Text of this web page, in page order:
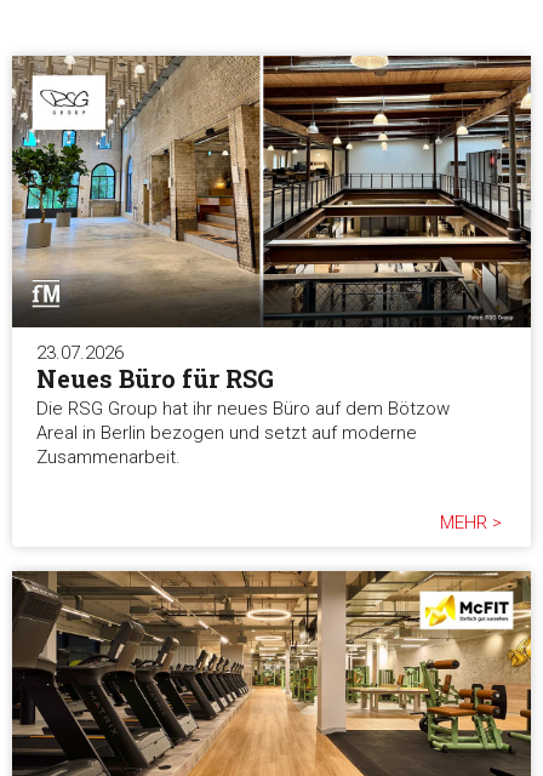
23.07.2026
Neues Büro für RSG
Die RSG Group hat ihr neues Büro auf dem Bötzow
Areal in Berlin bezogen und setzt auf moderne
Zusammenarbeit.
MEHR >